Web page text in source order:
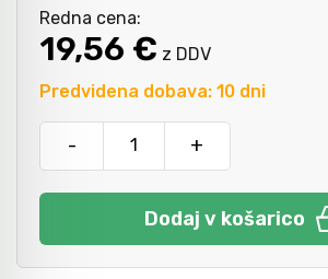
Predvidena dobava: 10 dni
Redna cena:
19,56 € z DDV
- +
Dodaj v košarico
Točkala, dleta, luknjači in pile
Vzvodi in primeži
Zaščitna oprema